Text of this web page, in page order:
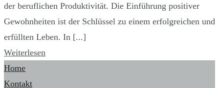
der beruflichen Produktivität. Die Einführung positiver
Gewohnheiten ist der Schlüssel zu einem erfolgreichen und
erfüllten Leben. In [...]
Weiterlesen
Home
Kontakt